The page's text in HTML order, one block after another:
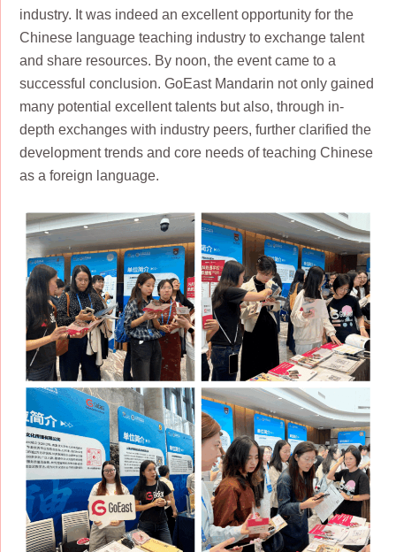
industry. It was indeed an excellent opportunity for the
Chinese language teaching industry to exchange talent
and share resources. By noon, the event came to a
successful conclusion. GoEast Mandarin not only gained
many potential excellent talents but also, through in-
depth exchanges with industry peers, further clarified the
development trends and core needs of teaching Chinese
as a foreign language.